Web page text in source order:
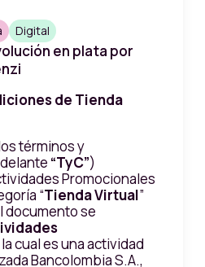
Digital
en plata por
de Tienda
términos y
“TyC”)
Promocionales
“Tienda Virtual”
documento se
la cual es una actividad
Bancolombia S.A.,